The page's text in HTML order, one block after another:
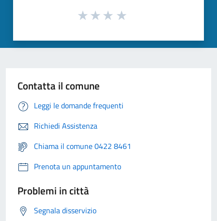
Contatta il comune
Leggi le domande frequenti
Richiedi Assistenza
Chiama il comune 0422 8461
Prenota un appuntamento
Problemi in città
Segnala disservizio